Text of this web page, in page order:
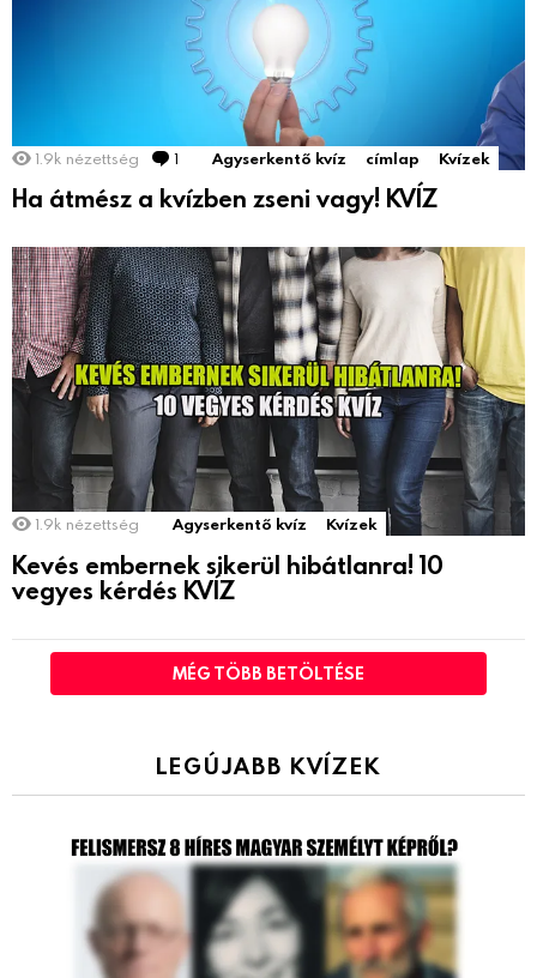
1.9k nézettség 1 Comment
Agyserkentő kvíz címlap Kvízek
Ha átmész a kvízben zseni vagy! KVÍZ
1.9k nézettség Agyserkentő kvíz Kvízek
Kevés embernek sikerül hibátlanra! 10
vegyes kérdés KVÍZ
MÉG TÖBB BETÖLTÉSE
LEGÚJABB KVÍZEK